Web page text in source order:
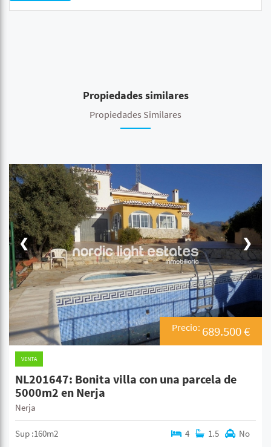
Propiedades similares
Propiedades Similares
❮ ❯
Precio: 689.500 €
VENTA
NL201647: Bonita villa con una parcela de
5000m2 en Nerja
Nerja
Sup :160m2 4 1.5 No